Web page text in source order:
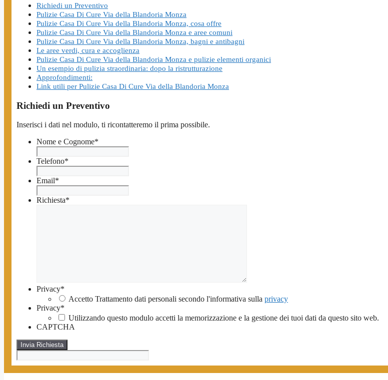
Richiedi un Preventivo
Pulizie Casa Di Cure Via della Blandoria Monza
Pulizie Casa Di Cure Via della Blandoria Monza, cosa offre
Pulizie Casa Di Cure Via della Blandoria Monza e aree comuni
Pulizie Casa Di Cure Via della Blandoria Monza, bagni e antibagni
Le aree verdi, cura e accoglienza
Pulizie Casa Di Cure Via della Blandoria Monza e pulizie elementi organici
Un esempio di pulizia straordinaria: dopo la ristrutturazione
Approfondimenti:
Link utili per Pulizie Casa Di Cure Via della Blandoria Monza
Richiedi un Preventivo
Inserisci i dati nel modulo, ti ricontatteremo il prima possibile.
Nome e Cognome*
Telefono*
Email*
Richiesta*
Privacy*
Accetto Trattamento dati personali secondo l'informativa sulla privacy
Privacy*
Utilizzando questo modulo accetti la memorizzazione e la gestione dei tuoi dati da questo sito web.
CAPTCHA